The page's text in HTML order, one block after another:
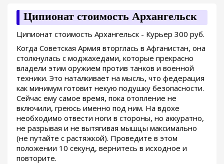
Ципионат стоимость Архангельск
Ципионат стоимость Архангельск - Курьер 300 руб.
Когда Советская Армия вторглась в Афганистан, она
столкнулась с моджахедами, которые прекрасно
владели этим оружием против танков и военной
техники. Это наталкивает на мысль, что федерация
как минимум готовит некую подушку безопасности.
Сейчас ему самое время, пока отопление не
включили, греюсь именно под ним. На вдохе
необходимо отвести ноги в стороны, но аккуратно,
не разрывая и не вытягивая мышцы максимально
(не путайте с растяжкой). Проведите в этом
положении 10 секунд, вернитесь в исходное и
повторите.